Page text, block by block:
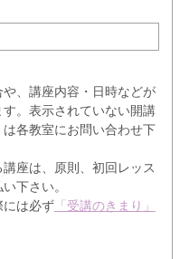
、講座内容・日時などが
。表示されていない開講
各教室にお問い合わせ下
座は、原則、初回レッス
下さい。
は必ず「受講のきまり」